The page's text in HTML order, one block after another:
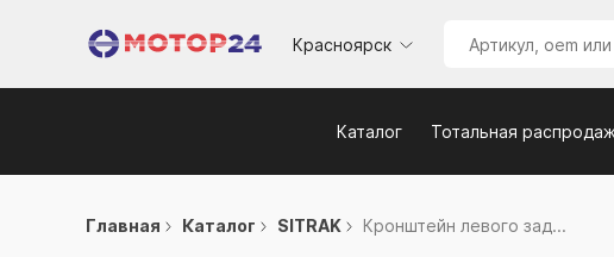
Красноярск
Каталог Тотальная
Главная Каталог SITRAK Кронштейн левого зад...